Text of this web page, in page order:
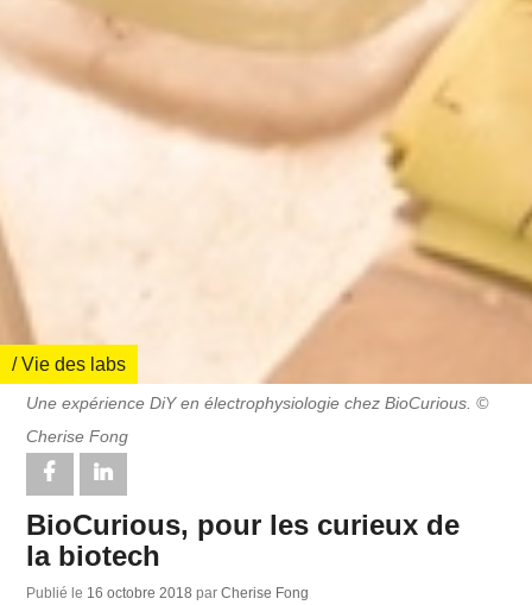
/ Vie des labs
Une expérience DiY en électrophysiologie chez BioCurious. ©
Cherise Fong
BioCurious, pour les curieux de
la biotech
Publié le 16 octobre 2018parCherise Fong